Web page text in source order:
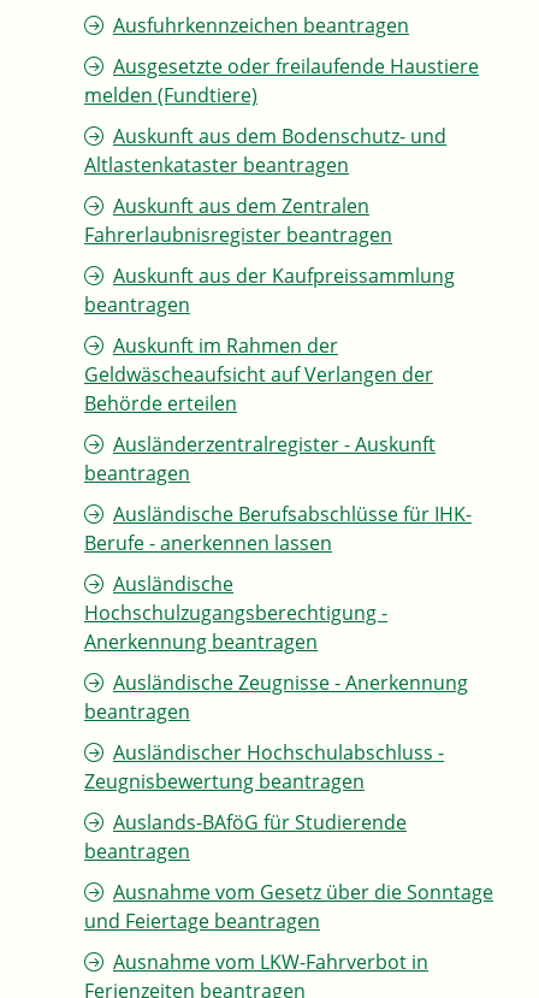
Ausfuhrkennzeichen beantragen
Ausgesetzte oder freilaufende Haustiere
melden (Fundtiere)
Auskunft aus dem Bodenschutz- und
Altlastenkataster beantragen
Auskunft aus dem Zentralen
Fahrerlaubnisregister beantragen
Auskunft aus der Kaufpreissammlung
beantragen
Auskunft im Rahmen der
Geldwäscheaufsicht auf Verlangen der
Behörde erteilen
Ausländerzentralregister - Auskunft
beantragen
Ausländische Berufsabschlüsse für IHK-
Berufe - anerkennen lassen
Ausländische
Hochschulzugangsberechtigung -
Anerkennung beantragen
Ausländische Zeugnisse - Anerkennung
beantragen
Ausländischer Hochschulabschluss -
Zeugnisbewertung beantragen
Auslands-BAföG für Studierende
beantragen
Ausnahme vom Gesetz über die Sonntage
und Feiertage beantragen
Ausnahme vom LKW-Fahrverbot in
Ferienzeiten beantragen